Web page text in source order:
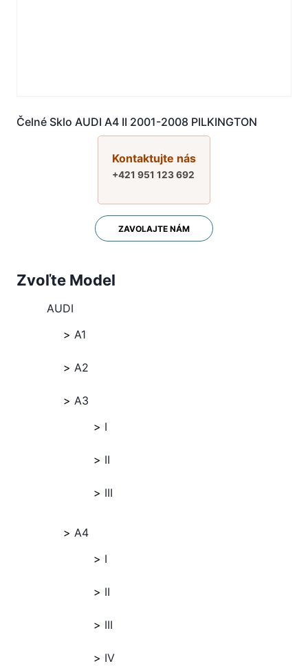
Čelné Sklo AUDI A4 II 2001-2008 PILKINGTON
Kontaktujte nás
+421 951 123 692
ZAVOLAJTE NÁM
Zvoľte Model
AUDI
A1
A2
A3
I
II
III
A4
I
II
III
IV